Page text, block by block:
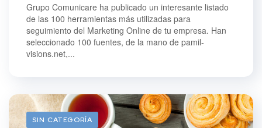
Grupo Comunicare ha publicado un interesante listado
de las 100 herramientas más utilizadas para
seguimiento del Marketing Online de tu empresa. Han
seleccionado 100 fuentes, de la mano de pamil-
visions.net,...
SIN CATEGORÍA